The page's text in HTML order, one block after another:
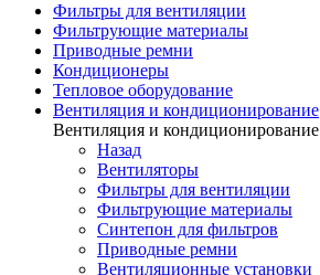
Фильтры для вентиляции
Фильтрующие материалы
Приводные ремни
Кондиционеры
Тепловое оборудование
Вентиляция и кондиционирование
Вентиляция и кондиционирование
Назад
Вентиляторы
Фильтры для вентиляции
Фильтрующие материалы
Синтепон для фильтров
Приводные ремни
Вентиляционные установки